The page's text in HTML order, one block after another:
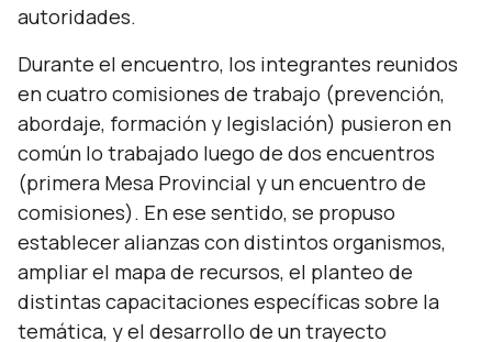
autoridades.
Durante el encuentro, los integrantes reunidos
en cuatro comisiones de trabajo (prevención,
abordaje, formación y legislación) pusieron en
común lo trabajado luego de dos encuentros
(primera Mesa Provincial y un encuentro de
comisiones). En ese sentido, se propuso
establecer alianzas con distintos organismos,
ampliar el mapa de recursos, el planteo de
distintas capacitaciones específicas sobre la
temática, y el desarrollo de un trayecto